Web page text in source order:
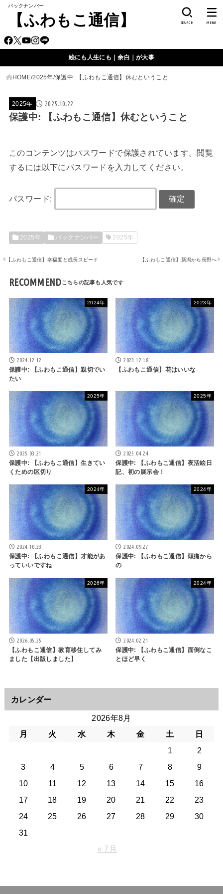
バックナンバー
【ふわもこ通信】 SEARCH MENU
絵にも人生にも｜余白｜が大事
HOME 2025年 保護中: 【ふわもこ通信】休むということ
2025年 2025.10.22
保護中: 【ふわもこ通信】休むということ
このコンテンツはパスワードで保護されています。閲覧
するには以下にパスワードを入力してください。
パスワード:
2025年 バックナンバー 2025年
【ふわもこ通信】幸福度と成長スピード 【ふわもこ通信】新潟から長野へ
RECOMMEND
2024年
2024.12.12
保護中: 【ふわもこ通信】親切でい
たい
2023年
2023.12.18
【ふわもこ通信】花はいいな
2025年
2025.03.21
保護中: 【ふわもこ通信】生きてい
くための区切り
2025年
2025.04.24
保護中: 【ふわもこ通信】夜活絵日
記、初の展示会！
2024年
2024.10.23
保護中: 【ふわもこ通信】才能があ
っていいですね
2024年
2024.09.27
保護中: 【ふわもこ通信】頭痛から
の
2026年
2026.05.25
【ふわもこ通信】教育移住してみ
ました【出版しました】
2024年
2024.02.21
保護中: 【ふわもこ通信】面倒なこ
とほど早く
カレンダー
2026年8月
月
火 水 木 金 土
日
1
2
3
4 5 6 7 8
9
10
11 12 13 14 15
16
17
18 19 20 21 22
23
24
25 26 27 28 29
30
31
« 7月